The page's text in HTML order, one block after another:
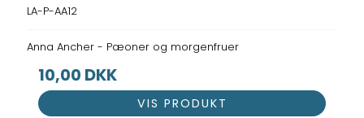
LA-P-AA12
Anna Ancher - Pæoner og morgenfruer
10,00 DKK
VIS PRODUKT